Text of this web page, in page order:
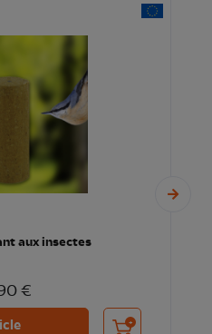
aux insectes
€
Ajouter au panier